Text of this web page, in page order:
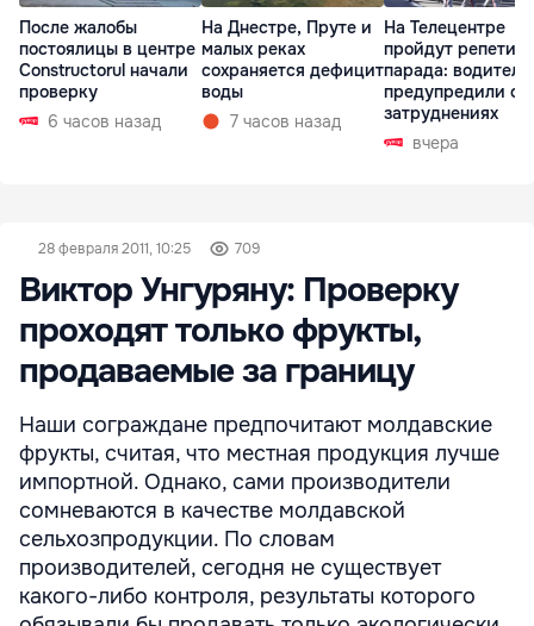
После жалобы
постоялицы в центре
Constructorul начали
проверку
6 часов назад
На Днестре, Пруте и
малых реках
сохраняется дефицит
воды
7 часов назад
На Телецентре
пройдут
парада:
предупредили о
затруднениях
вчера
28 февраля 2011, 10:25 709
Виктор Унгуряну: Проверку
проходят только фрукты,
продаваемые за границу
Наши сограждане предпочитают молдавские
фрукты, считая, что местная продукция лучше
импортной. Однако, сами производители
сомневаются в качестве молдавской
сельхозпродукции. По словам
производителей, сегодня не существует
какого-либо контроля, результаты которого